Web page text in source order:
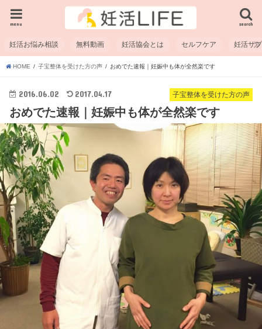
search
menu
妊活お悩み相談 無料動画 妊活協会とは セルフケア 妊活サ
HOME 子宝整体を受けた方の声 おめでた速報｜妊娠中も体が全然楽です
子宝整体を受けた方の声
2016.06.02 2017.04.17
おめでた速報｜妊娠中も体が全然楽です